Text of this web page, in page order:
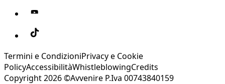
Termini e CondizioniPrivacy e Cookie
PolicyAccessibilitàWhistleblowingCredits
Copyright 2026 ©Avvenire P.Iva 00743840159